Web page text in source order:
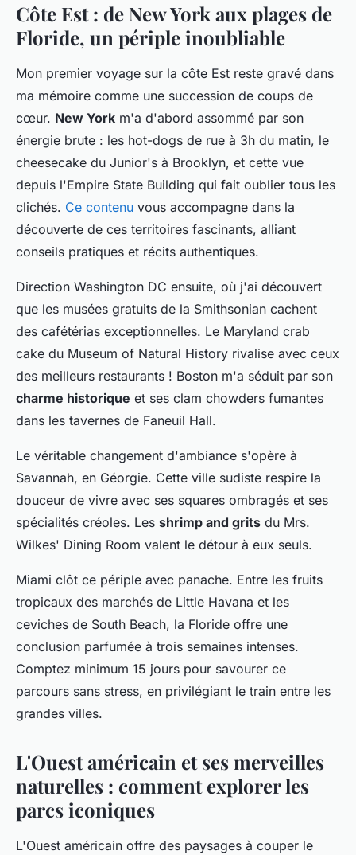
Côte Est : de New York aux plages de
Floride, un périple inoubliable
Mon premier voyage sur la côte Est reste gravé dans
ma mémoire comme une succession de coups de
cœur. New York m'a d'abord assommé par son
énergie brute : les hot-dogs de rue à 3h du matin, le
cheesecake du Junior's à Brooklyn, et cette vue
depuis l'Empire State Building qui fait oublier tous les
clichés. Ce contenu vous accompagne dans la
découverte de ces territoires fascinants, alliant
conseils pratiques et récits authentiques.
Direction Washington DC ensuite, où j'ai découvert
que les musées gratuits de la Smithsonian cachent
des cafétérias exceptionnelles. Le Maryland crab
cake du Museum of Natural History rivalise avec ceux
des meilleurs restaurants ! Boston m'a séduit par son
charme historique et ses clam chowders fumantes
dans les tavernes de Faneuil Hall.
Le véritable changement d'ambiance s'opère à
Savannah, en Géorgie. Cette ville sudiste respire la
douceur de vivre avec ses squares ombragés et ses
spécialités créoles. Les shrimp and grits du Mrs.
Wilkes' Dining Room valent le détour à eux seuls.
Miami clôt ce périple avec panache. Entre les fruits
tropicaux des marchés de Little Havana et les
ceviches de South Beach, la Floride offre une
conclusion parfumée à trois semaines intenses.
Comptez minimum 15 jours pour savourer ce
parcours sans stress, en privilégiant le train entre les
grandes villes.
L'Ouest américain et ses merveilles
naturelles : comment explorer les
parcs iconiques
L'Ouest américain offre des paysages à couper le